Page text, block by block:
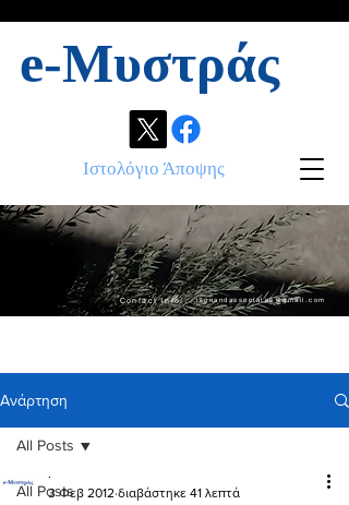
e-Μυστράς
Ιστολόγιο Άποψης
Contact info: ikonandassociates@gmail.com
Ανάρτηση
All Posts
All Posts
.
3 Φεβ 2012 διαβάστηκε 41 λεπτά